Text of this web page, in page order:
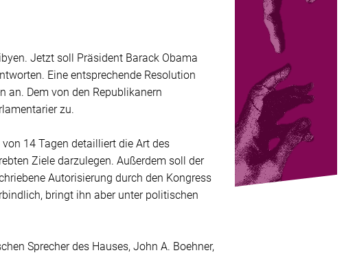
Jetzt soll Präsident Barack Obama
Eine entsprechende Resolution
an. Dem von den Republikanern
zu.
14 Tagen detailliert die Art des
Ziele darzulegen. Außerdem soll der
Autorisierung durch den Kongress
bringt ihn aber unter politischen
Sprecher des Hauses, John A. Boehner,